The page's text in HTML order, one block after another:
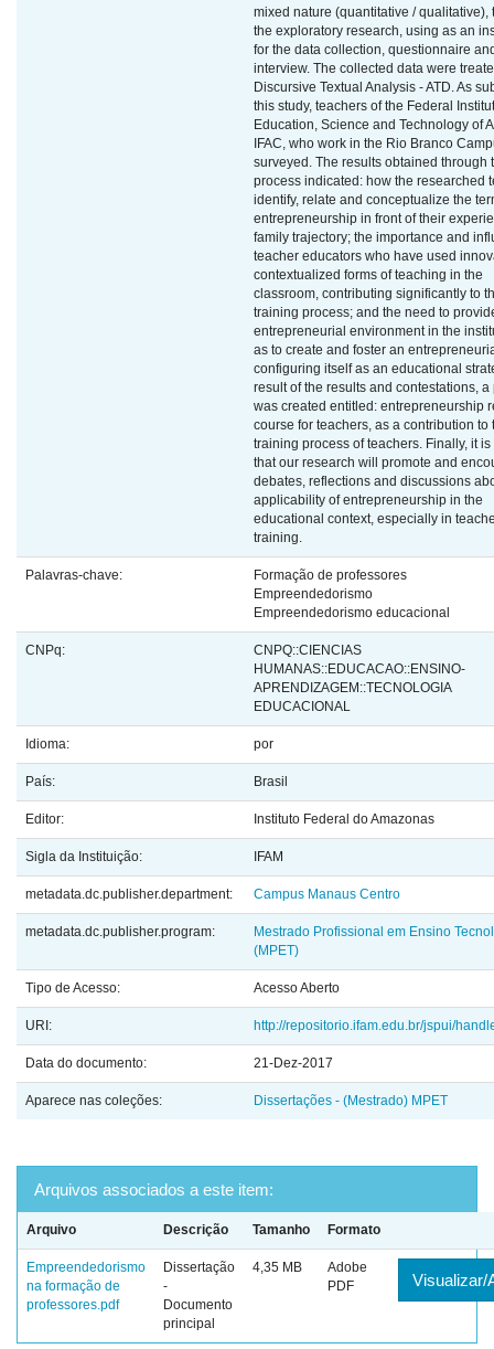
mixed nature (quantitative / qualitative),
the exploratory research, using as an
for the data collection, questionnaire
interview. The collected data were
Discursive Textual Analysis - ATD. As
this study, teachers of the Federal
Education, Science and Technology of
IFAC, who work in the Rio Branco
surveyed. The results obtained through
process indicated: how the researched
identify, relate and conceptualize the
entrepreneurship in front of their
family trajectory; the importance and
teacher educators who have used
contextualized forms of teaching in the
classroom, contributing significantly to
training process; and the need to
entrepreneurial environment in the
as to create and foster an
configuring itself as an educational
result of the results and contestations, a
was created entitled: entrepreneurship
course for teachers, as a contribution to
training process of teachers. Finally, it
that our research will promote and
debates, reflections and discussions
applicability of entrepreneurship in the
educational context, especially in
training.
Palavras-chave:
Formação de professores
Empreendedorismo
Empreendedorismo educacional
CNPq:
CNPQ::CIENCIAS
HUMANAS::EDUCACAO::ENSINO-
APRENDIZAGEM::TECNOLOGIA
EDUCACIONAL
Idioma: por
País: Brasil
Editor: Instituto Federal do Amazonas
Sigla da Instituição: IFAM
metadata.dc.publisher.department: Campus Manaus Centro
metadata.dc.publisher.program:
Mestrado Profissional em Ensino
(MPET)
Tipo de Acesso: Acesso Aberto
URI: http://repositorio.ifam.edu.br/jspui/
Data do documento: 21-Dez-2017
Aparece nas coleções: Dissertações - (Mestrado) MPET
Arquivos associados a este item:
Arquivo Descrição Tamanho Formato
Empreendedorismo
na formação de
professores.pdf
Dissertação
-
Documento
principal
4,35 MB
Adobe
PDF
Visualizar/